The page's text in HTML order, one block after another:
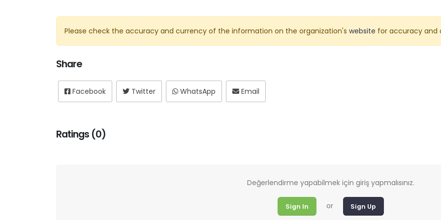
Please check the accuracy and currency of the information on the organization's website for accuracy and
Share
Facebook Twitter WhatsApp Email
Ratings (0)
Değerlendirme yapabilmek için giriş yapmalısınız.
Sign In or Sign Up